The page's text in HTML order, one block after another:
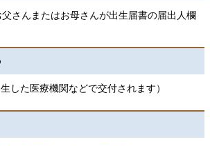
さんまたはお母さんが出生届書の届出人欄
した医療機関などで交付されます）